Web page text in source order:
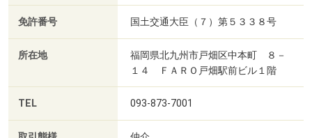
免許番号 国土交通大臣（７）第５３３８号
所在地
福岡県北九州市戸畑区中本町 ８－
１４ ＦＡＲＯ戸畑駅前ビル１階
TEL 093-873-7001